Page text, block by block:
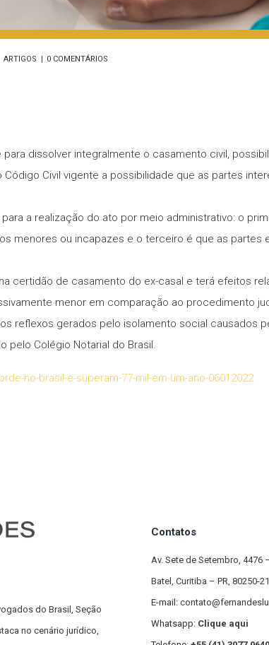
ARTIGOS 0 COMENTÁRIOS
dissolver integralmente o casamento civil,
Civil vigente a possibilidade que as partes
a realização do ato por meio administrativo: o
menores ou incapazes e o terceiro é que as
certidão de casamento do ex-casal e terá efeitos
menor em comparação ao procedimento
reflexos gerados pelo isolamento social causados
pelo Colégio Notarial do Brasil.
no-brasil-e-superam-77-mil-em-um-ano-06012022
do Brasil, Seção
no cenário jurídico,
Contatos
Av. Sete de Setembro, 4476
Batel, Curitiba – PR, 80250-
E-mail:
Whatsapp: Clique aqui